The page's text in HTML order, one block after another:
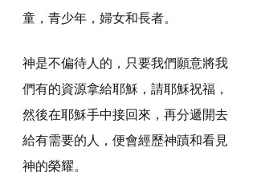
童，青少年，婦女和長者。
神是不偏待人的，只要我們願意將我
們有的資源拿給耶穌，請耶穌祝福，
然後在耶穌手中接回來，再分遞開去
給有需要的人，便會經歷神蹟和看見
神的榮耀。